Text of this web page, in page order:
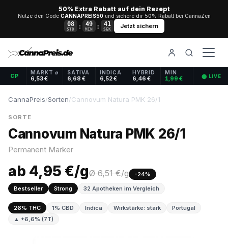
50% Extra Rabatt auf dein Rezept
Nutze den Code CANNAPREIS50und sichere dir 50% Rabatt bei CannaZen
08
STD : 49
MIN : 40
SEK Jetzt sichern
CP
MARKT ⌀
6,53 €
SATIVA
6,68 €
INDICA
6,52 €
HYBRID
6,46 €
MIN
1,99 € ⬤ LIVE
CannaPreis/Sorten/Cannovum Natura PMK 26/1
SORTE
Cannovum Natura PMK 26/1
Permanent Marker
ab 4,95 €/gØ 6,51 €/g
-24%
Bestseller
Strong 32 Apotheken im Vergleich
26% THC 1% CBD Indica Wirkstärke: stark
Portugal
▲ +6,6% (7T)